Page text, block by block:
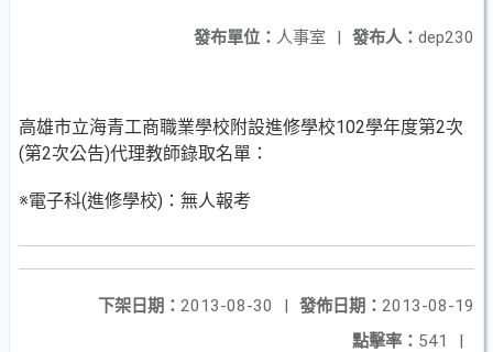
發布人： dep230
發布單位： 人事室 |
高雄市立海青工商職業學校附設進修學校102學年度第2次
(第2次公告)代理教師錄取名單：
※電子科(進修學校)：無人報考
發佈日期： 2013-08-19
下架日期： 2013-08-30
|
點擊率： 541 |